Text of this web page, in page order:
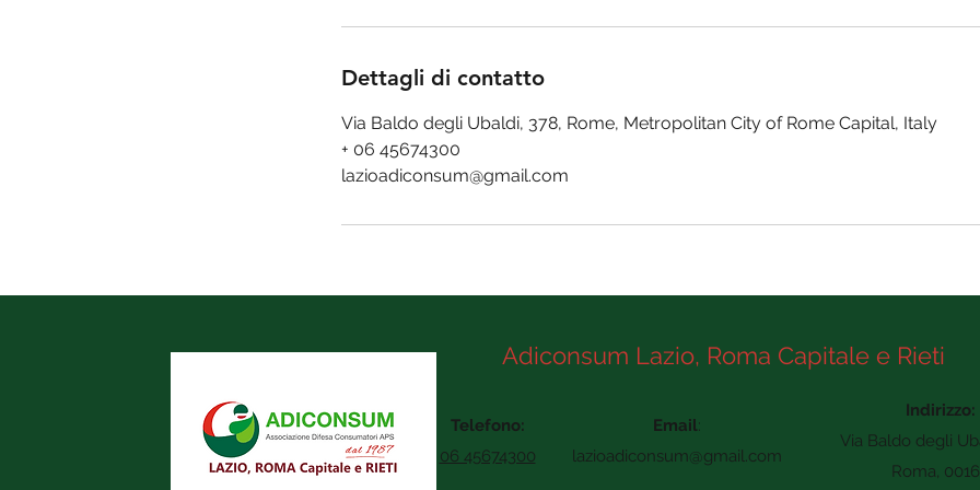
Dettagli di contatto
Via Baldo degli Ubaldi, 378, Rome, Metropolitan City of Rome Capital, Italy
+ 06 45674300
lazioadiconsum@gmail.com
Adiconsum Lazio, Roma Capitale e Rieti
Telefono:
06 45674300
Email:
lazioadiconsum@gmail.com
Indirizzo:
Via Baldo degli
Roma,